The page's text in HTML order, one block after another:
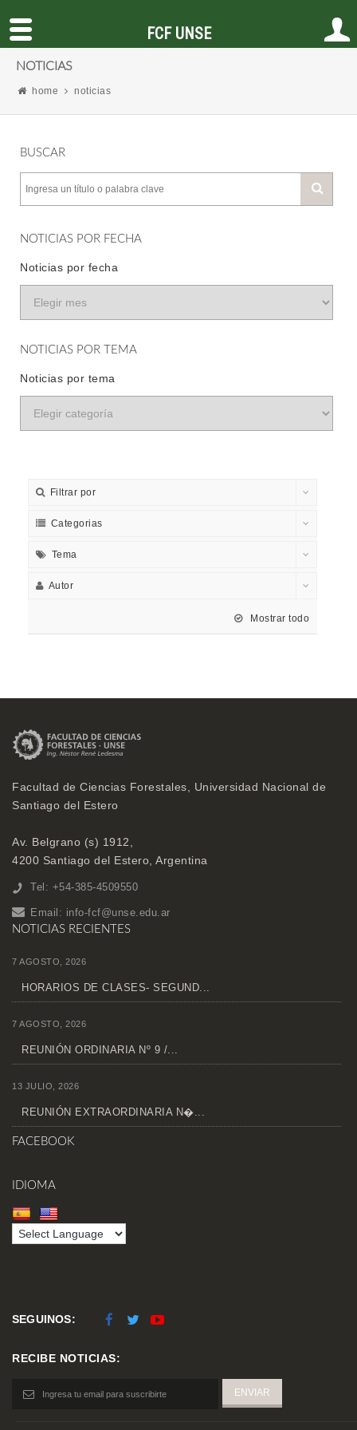
NOTICIAS
home noticias
BUSCAR
NOTICIAS POR FECHA
Noticias por fecha
NOTICIAS POR TEMA
Noticias por tema
Filtrar por
Categorias
Tema
Autor
Mostrar todo
Facultad de Ciencias Forestales, Universidad Nacional de
Santiago del Estero
Av. Belgrano (s) 1912,
4200 Santiago del Estero, Argentina
Tel: +54-385-4509550
Email: info-fcf@unse.edu.ar
NOTICIAS RECIENTES
7 AGOSTO, 2026
HORARIOS DE CLASES- SEGUND...
7 AGOSTO, 2026
REUNIÓN ORDINARIA Nº 9 /...
13 JULIO, 2026
REUNIÓN EXTRAORDINARIA N�...
FACEBOOK
IDIOMA
SEGUINOS:
RECIBE NOTICIAS:
FCF UNSE